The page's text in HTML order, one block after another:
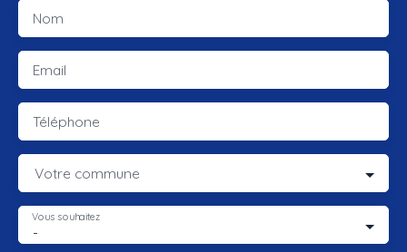
Nom
Email
Téléphone
Votre commune
-
Vous souhaitez